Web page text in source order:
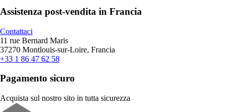
Assistenza post-vendita in Francia
Contattaci
11 rue Bernard Maris
37270 Montlouis-sur-Loire, Francia
+33 1 86 47 62 58
Pagamento sicuro
Acquista sul nostro sito in tutta sicurezza